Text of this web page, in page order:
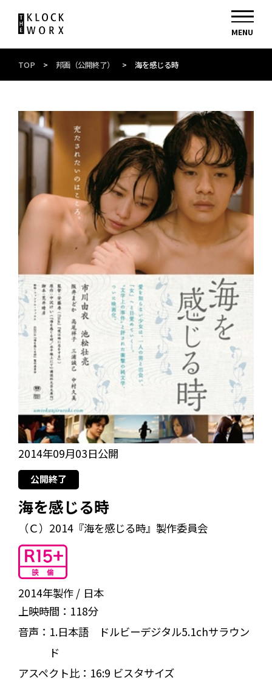
TOP > 邦画（公開終了） > 海を感じる時
2014年09月03日公開
公開終了
海を感じる時
（Ｃ）2014『海を感じる時』製作委員会
2014年製作
日本
上映時間： 118分
音声： 1.日本語 ドルビーデジタル5.1chサラウン
ド
アスペクト比： 16:9 ビスタサイズ